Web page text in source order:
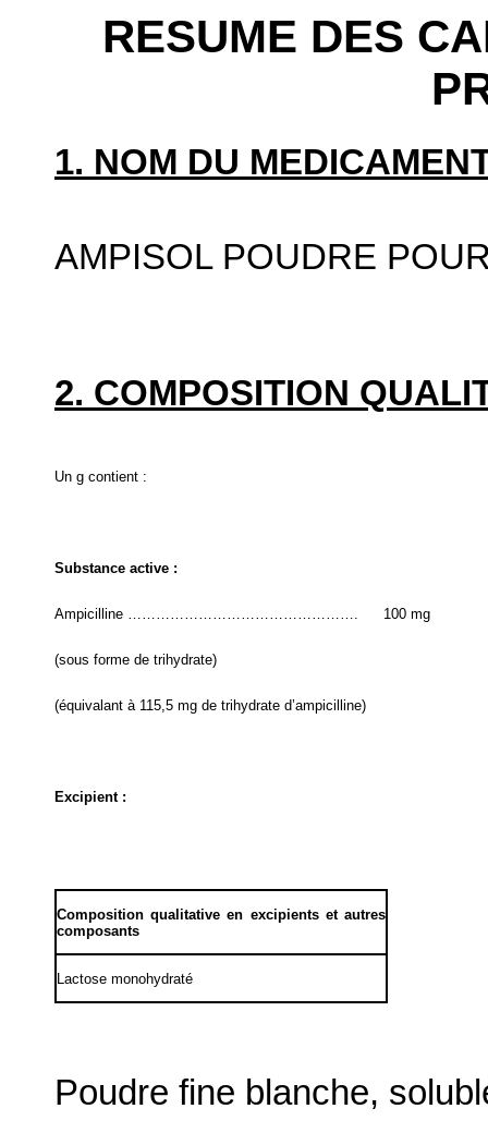
RESUME DES
1. NOM DU
AMPISOL POUDRE
2. COMPOSITION
Un g contient :
Substance active :
Ampicilline …………………………………………. 100 mg
(sous forme de trihydrate)
(équivalant à 115,5 mg de trihydrate d’ampicilline)
Excipient :
Composition qualitative en excipients et autres
composants
Lactose monohydraté
Poudre fine blanche,